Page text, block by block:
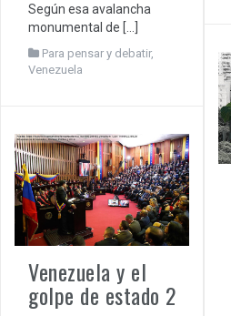
Según esa avalancha
monumental de […]
Para pensar y debatir,
Venezuela
Venezuela y el
golpe de estado 2